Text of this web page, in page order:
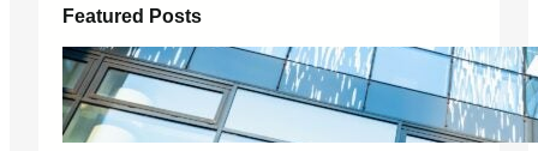
Featured Posts